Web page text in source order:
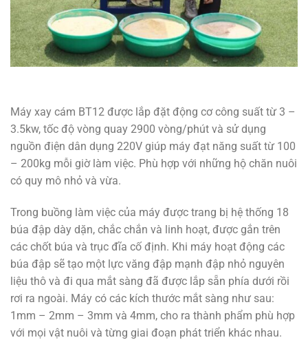
Máy xay cám BT12 được lắp đặt động cơ công suất từ 3 –
3.5kw, tốc độ vòng quay 2900 vòng/phút và sử dụng
nguồn điện dân dụng 220V giúp máy đạt năng suất từ 100
– 200kg mỗi giờ làm việc. Phù hợp với những hộ chăn nuôi
có quy mô nhỏ và vừa.
Trong buồng làm việc của máy được trang bị hệ thống 18
búa đập dày dặn, chắc chắn và linh hoạt, được gắn trên
các chốt búa và trục đĩa cố định. Khi máy hoạt động các
búa đập sẽ tạo một lực văng đập mạnh đập nhỏ nguyên
liệu thô và đi qua mắt sàng đã được lắp sẵn phía dưới rồi
rơi ra ngoài. Máy có các kích thước mắt sàng như sau:
1mm – 2mm – 3mm và 4mm, cho ra thành phẩm phù hợp
với mọi vật nuôi và từng giai đoạn phát triển khác nhau.